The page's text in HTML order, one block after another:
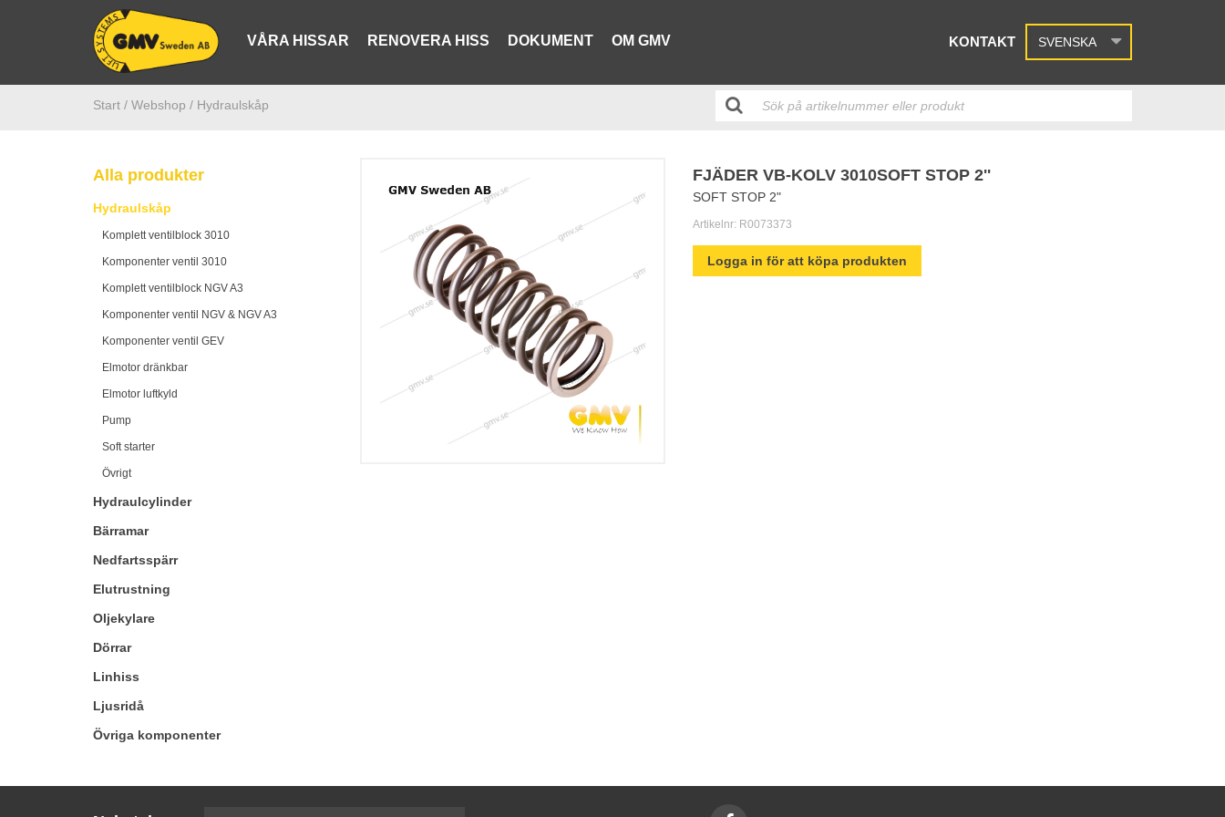
VÅRA HISSAR RENOVERA HISS DOKUMENT OM GMV KONTAKT SVENSKA
Start / Webshop / Hydraulskåp
Alla produkter
Hydraulskåp
Komplett ventilblock 3010
Komponenter ventil 3010
Komplett ventilblock NGV A3
Komponenter ventil NGV & NGV A3
Komponenter ventil GEV
Elmotor dränkbar
Elmotor luftkyld
Pump
Soft starter
Övrigt
Hydraulcylinder
Bärramar
Nedfartsspärr
Elutrustning
Oljekylare
Dörrar
Linhiss
Ljusridå
Övriga komponenter
FJÄDER VB-KOLV 3010SOFT STOP 2''
SOFT STOP 2"
Artikelnr: R0073373
Logga in för att köpa produkten